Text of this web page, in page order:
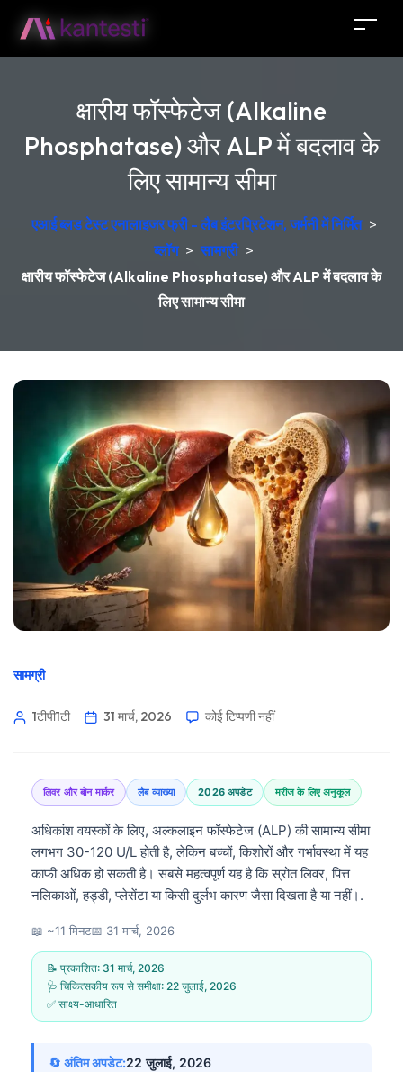
क्षारीय फॉस्फेटेज (Alkaline
Phosphatase) और ALP में बदलाव के
लिए सामान्य सीमा
एआई ब्लड टेस्ट एनालाइजर फ्री - लैब इंटरप्रिटेशन, जर्मनी में निर्मित >
ब्लॉग > सामग्री >
क्षारीय फॉस्फेटेज (Alkaline Phosphatase) और ALP में बदलाव के
लिए सामान्य सीमा
सामग्री
1टीपी1टी 31 मार्च, 2026 कोई टिप्पणी नहीं
लिवर और बोन मार्कर लैब व्याख्या 2026 अपडेट मरीज के लिए अनुकूल
अधिकांश वयस्कों के लिए, अल्कलाइन फॉस्फेटेज (ALP) की सामान्य सीमा
लगभग 30-120 U/L होती है, लेकिन बच्चों, किशोरों और गर्भावस्था में यह
काफी अधिक हो सकती है। सबसे महत्वपूर्ण यह है कि स्रोत लिवर, पित्त
नलिकाओं, हड्डी, प्लेसेंटा या किसी दुर्लभ कारण जैसा दिखता है या नहीं।.
📖 ~11 मिनट📅 31 मार्च, 2026
📝 प्रकाशित: 31 मार्च, 2026
🩺 चिकित्सकीय रूप से समीक्षा: 22 जुलाई, 2026
✅ साक्ष्य-आधारित
🔄 अंतिम अपडेट:22 जुलाई, 2026